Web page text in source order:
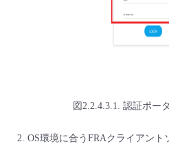
図2.2.4.3.1. 認証ポー
OS環境に合うFRAクライアント